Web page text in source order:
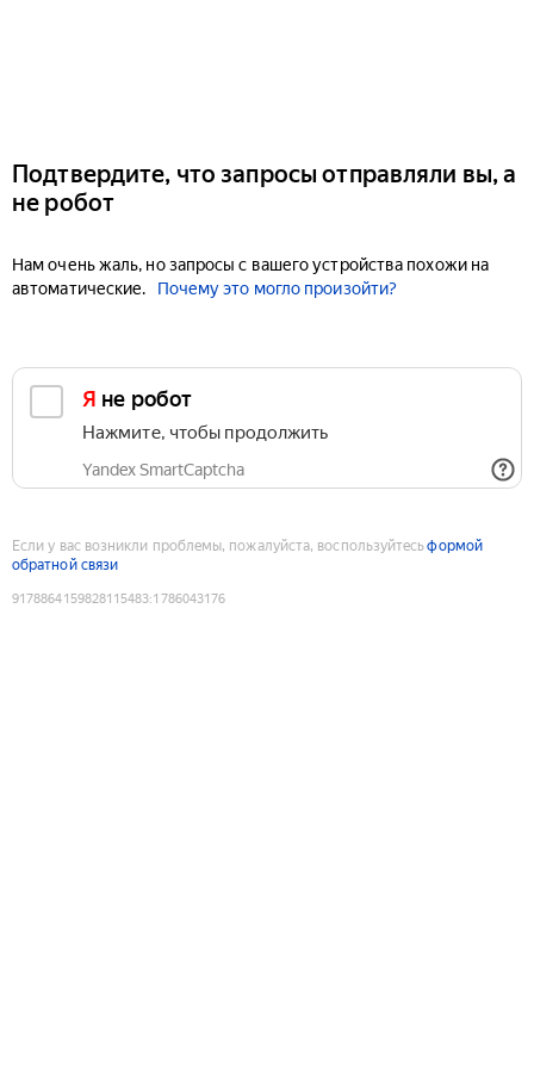
Подтвердите, что запросы отправляли вы, а
не робот
Нам очень жаль, но запросы с вашего устройства похожи на
автоматические.
Почему это могло произойти?
Я не робот
Нажмите, чтобы продолжить
Yandex SmartCaptcha
Если у вас возникли проблемы, пожалуйста, воспользуйтесьформой
обратной связи
9178864159828115483:1786043176